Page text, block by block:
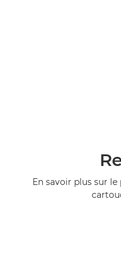
En savoir plus sur